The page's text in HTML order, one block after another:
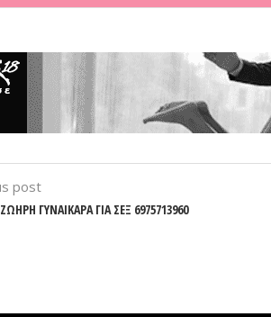
post
ΓΥΝΑΙΚΑΡΑ ΓΙΑ ΣΕΞ 6975713960